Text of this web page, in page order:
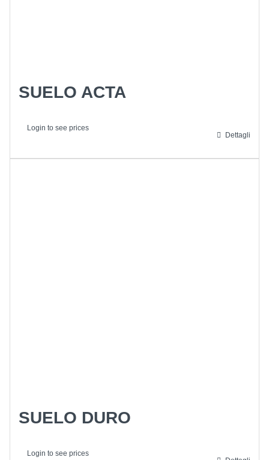
SUELO ACTA
Login to see prices
Dettagli
SUELO DURO
Login to see prices